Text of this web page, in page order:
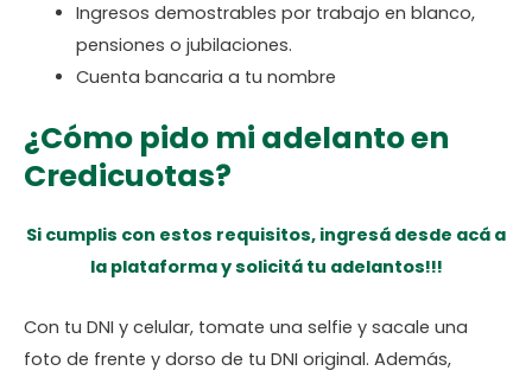
Ingresos demostrables por trabajo en blanco,
pensiones o jubilaciones.
Cuenta bancaria a tu nombre
¿Cómo pido mi adelanto en
Credicuotas?
Si cumplis con estos requisitos, ingresá desde acá a
la plataforma y solicitá tu adelantos!!!
Con tu DNI y celular, tomate una selfie y sacale una
foto de frente y dorso de tu DNI original. Además,